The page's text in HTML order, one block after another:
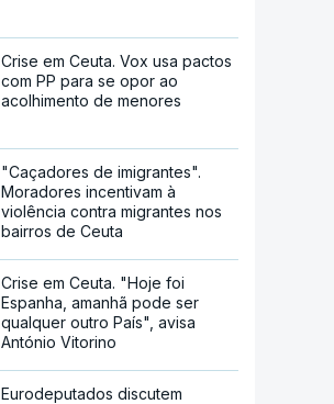
Crise em Ceuta. Vox usa pactos
com PP para se opor ao
acolhimento de menores
"Caçadores de imigrantes".
Moradores incentivam à
violência contra migrantes nos
bairros de Ceuta
Crise em Ceuta. "Hoje foi
Espanha, amanhã pode ser
qualquer outro País", avisa
António Vitorino
Eurodeputados discutem